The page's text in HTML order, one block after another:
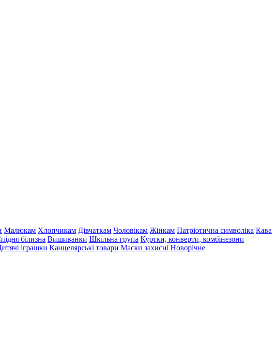
Малюкам Хлопчикам Дівчаткам Чоловікам Жінкам Патріотична символіка Кава
білизна Вишиванки Шкільна група Куртки, конверти, комбінезони
іграшки Канцелярські товари Маски захисні Новорічне